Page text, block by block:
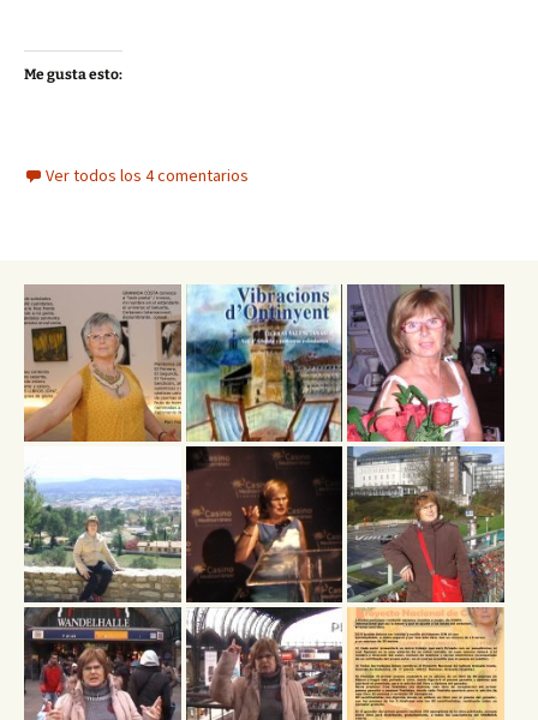
Me gusta esto:
Ver todos los 4 comentarios